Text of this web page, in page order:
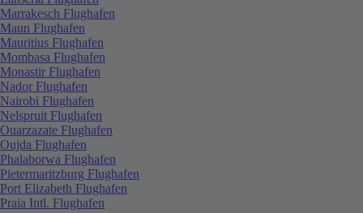
Marrakesch Flughafen
Maun Flughafen
Mauritius Flughafen
Mombasa Flughafen
Monastir Flughafen
Nador Flughafen
Nairobi Flughafen
Nelspruit Flughafen
Ouarzazate Flughafen
Oujda Flughafen
Phalaborwa Flughafen
Pietermaritzburg Flughafen
Port Elizabeth Flughafen
Praia Intl. Flughafen